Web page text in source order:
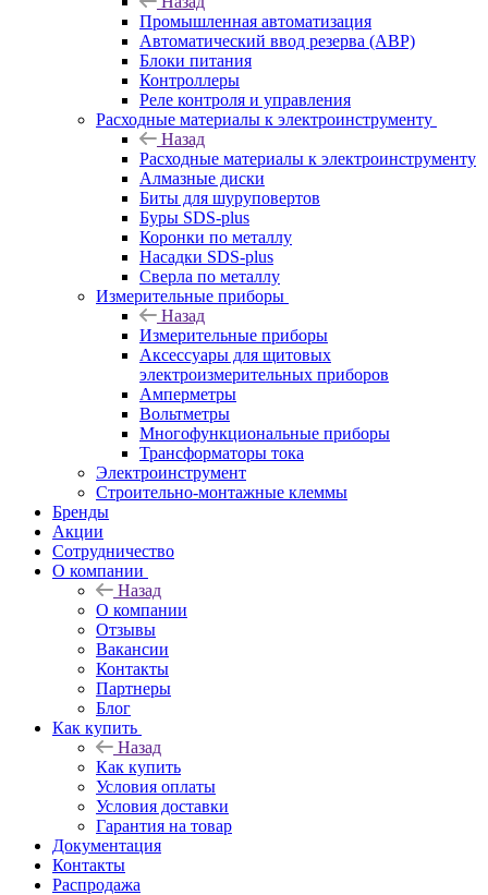
Промышленная автоматизация
Автоматический ввод резерва (АВР)
Блоки питания
Контроллеры
Реле контроля и управления
Расходные материалы к электроинструменту
Назад
Расходные материалы к электроинструменту
Алмазные диски
Биты для шуруповертов
Буры SDS-plus
Коронки по металлу
Насадки SDS-plus
Сверла по металлу
Измерительные приборы
Назад
Измерительные приборы
Аксессуары для щитовых
электроизмерительных приборов
Амперметры
Вольтметры
Многофункциональные приборы
Трансформаторы тока
Электроинструмент
Строительно-монтажные клеммы
Бренды
Акции
Сотрудничество
О компании
Назад
О компании
Отзывы
Вакансии
Контакты
Партнеры
Блог
Как купить
Назад
Как купить
Условия оплаты
Условия доставки
Гарантия на товар
Документация
Контакты
Распродажа